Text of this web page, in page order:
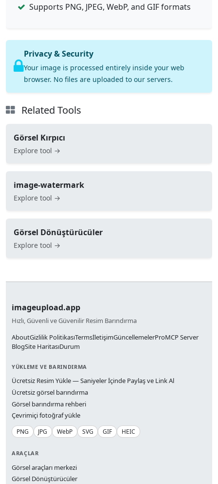
Supports PNG, JPEG, WebP, and GIF formats
Privacy & Security
Your image is processed entirely inside your web
browser. No files are uploaded to our servers.
Related Tools
Görsel Kırpıcı
Explore tool →
image-watermark
Explore tool →
Görsel Dönüştürücüler
Explore tool →
imageupload.app
Hızlı, Güvenli ve Güvenilir Resim Barındırma
AboutGizlilik PolitikasıTermsİletişimGüncellemelerProMCP Server
BlogSite HaritasıDurum
YÜKLEME VE BARINDIRMA
Ücretsiz Resim Yükle — Saniyeler İçinde Paylaş ve Link Al
Ücretsiz görsel barındırma
Görsel barındırma rehberi
Çevrimiçi fotoğraf yükle
PNG JPG WebP SVG GIF HEIC
ARAÇLAR
Görsel araçları merkezi
Görsel Dönüştürücüler